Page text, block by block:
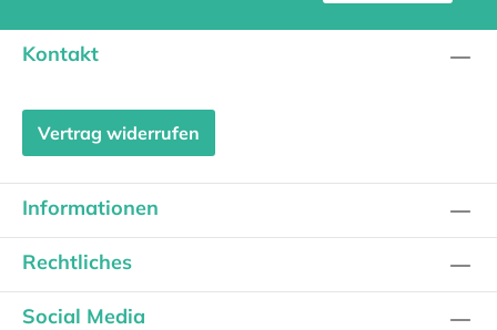
Kontakt
Vertrag widerrufen
Informationen
Rechtliches
Social Media